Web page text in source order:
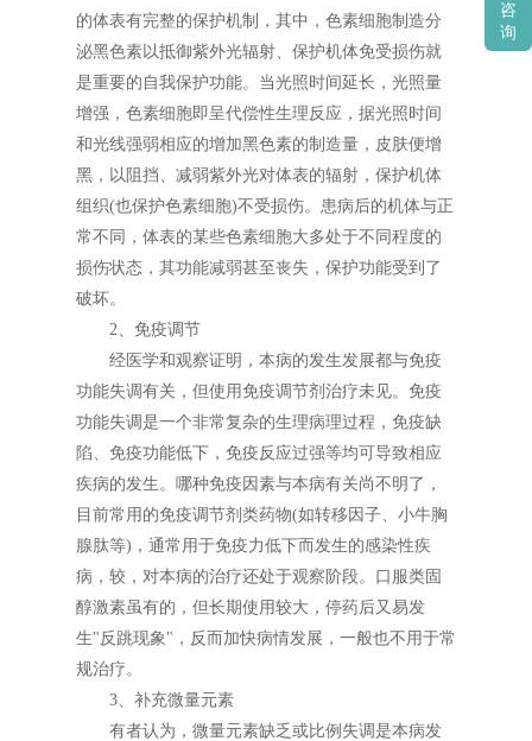
的体表有完整的保护机制，其中，色素细胞制造分
泌黑色素以抵御紫外光辐射、保护机体免受损伤就
是重要的自我保护功能。当光照时间延长，光照量
增强，色素细胞即呈代偿性生理反应，据光照时间
和光线强弱相应的增加黑色素的制造量，皮肤便增
黑，以阻挡、减弱紫外光对体表的辐射，保护机体
组织(也保护色素细胞)不受损伤。患病后的机体与正
常不同，体表的某些色素细胞大多处于不同程度的
损伤状态，其功能减弱甚至丧失，保护功能受到了
破坏。
2、免疫调节
经医学和观察证明，本病的发生发展都与免疫
功能失调有关，但使用免疫调节剂治疗未见。免疫
功能失调是一个非常复杂的生理病理过程，免疫缺
陷、免疫功能低下，免疫反应过强等均可导致相应
疾病的发生。哪种免疫因素与本病有关尚不明了，
目前常用的免疫调节剂类药物(如转移因子、小牛胸
腺肽等)，通常用于免疫力低下而发生的感染性疾
病，较，对本病的治疗还处于观察阶段。口服类固
醇激素虽有的，但长期使用较大，停药后又易发
生"反跳现象"，反而加快病情发展，一般也不用于常
规治疗。
3、补充微量元素
有者认为，微量元素缺乏或比例失调是本病发
咨
询